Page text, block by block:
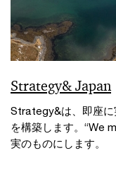
Strategy& Japan
Strategy&は、即座に
を構築します。“We
実のものにします。